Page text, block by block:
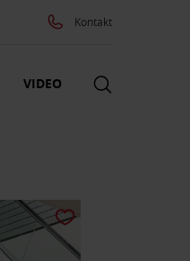
Kontakt
VIDEO